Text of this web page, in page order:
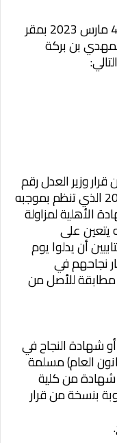
يجرى الاختبار الشفوي أيام 1 و2 و3 و4 مارس 2023 بمقر
بن بركة
المادة السابعة (7) من قرار وزير العدل رقم
43/ م.ش.م/2022 بتاريخ 14 شتنبر 2022 الذي تنظم بموجبه
الأهلية لمزاولة
سنة 2022، فإنه يتعين على
أن يدلوا يوم
نجاحهم في
مطابقة للأصل من
شهادة النجاح في
العام) مسلمة
شهادة من كلية
بنسخة من قرار